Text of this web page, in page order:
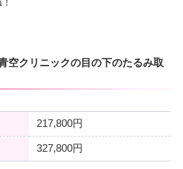
空クリニックの目の下のたるみ取
217,800円
327,800円